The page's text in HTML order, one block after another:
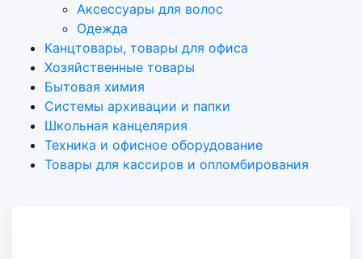
Аксеcсуары для волос
Одежда
Канцтовары, товары для офиса
Хозяйственные товары
Бытовая химия
Системы архивации и папки
Школьная канцелярия
Техника и офисное оборудование
Товары для кассиров и опломбирования